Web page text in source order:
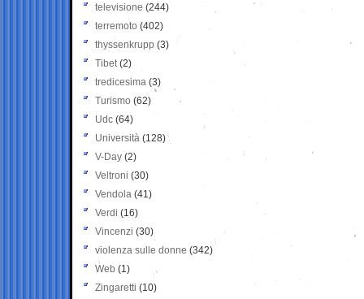
televisione(244)
terremoto (402)
thyssenkrupp (3)
Tibet(2)
tredicesima (3)
Turismo (62)
Udc (64)
Università (128)
V-Day (2)
Veltroni (30)
Vendola (41)
Verdi (16)
Vincenzi (30)
violenza sulle donne (342)
Web (1)
Zingaretti (10)